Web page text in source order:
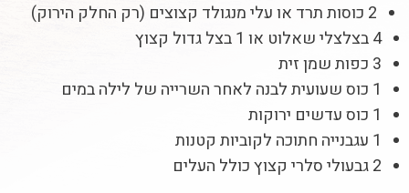
2 כוסות תרד או עלי מנגולד קצוצים (רק החלק הירוק)
4 בצלצלי שאלוט או 1 בצל גדול קצוץ
3 כפות שמן זית
1 כוס שעועית לבנה לאחר השרייה של לילה במים
1 כוס עדשים ירוקות
1 עגבנייה חתוכה לקוביות קטנות
2 גבעולי סלרי קצוץ כולל העלים